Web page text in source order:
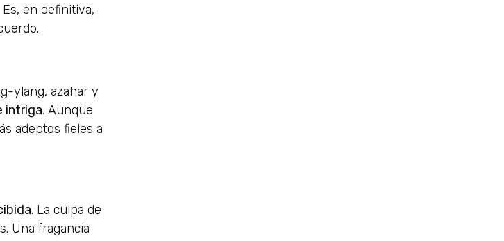
en definitiva,
ylang, azahar y
intriga. Aunque
adeptos fieles a
. La culpa de
Una fragancia